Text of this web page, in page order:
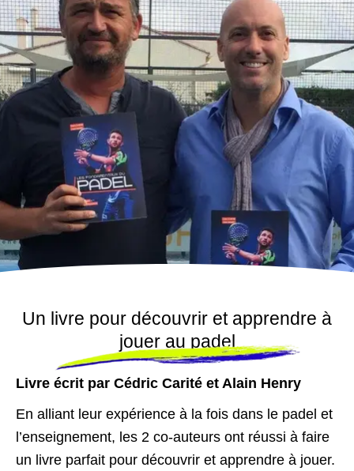
Un livre pour découvrir et apprendre à
jouer au padel
Livre écrit par Cédric Carité et Alain Henry
En alliant leur expérience à la fois dans le padel et
l’enseignement, les 2 co-auteurs ont réussi à faire
un livre parfait pour découvrir et apprendre à jouer.